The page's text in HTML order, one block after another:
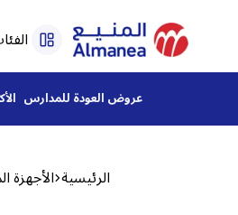
عروض العودة للمدارس
الرئيسية الأجهزة